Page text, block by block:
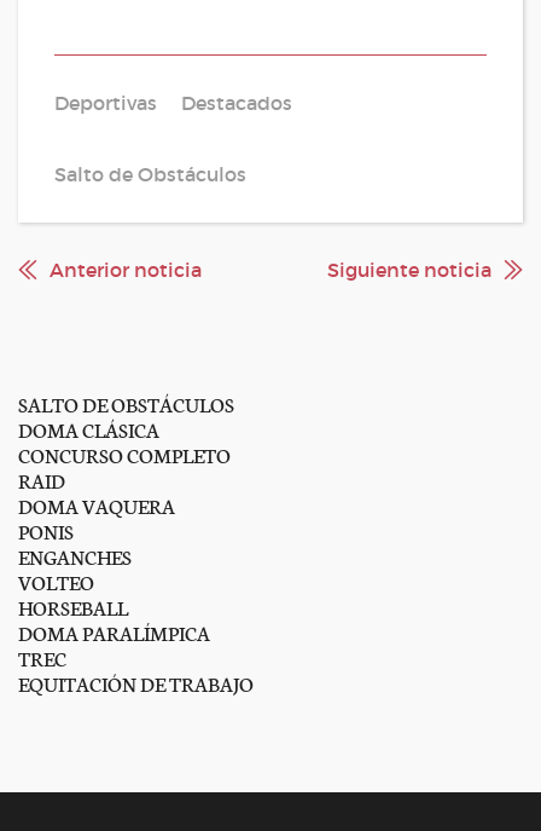
Deportivas Destacados
Salto de Obstáculos
Anterior noticia Siguiente noticia
SALTO DE OBSTÁCULOS
DOMA CLÁSICA
CONCURSO COMPLETO
RAID
DOMA VAQUERA
PONIS
ENGANCHES
VOLTEO
HORSEBALL
DOMA PARALÍMPICA
TREC
EQUITACIÓN DE TRABAJO